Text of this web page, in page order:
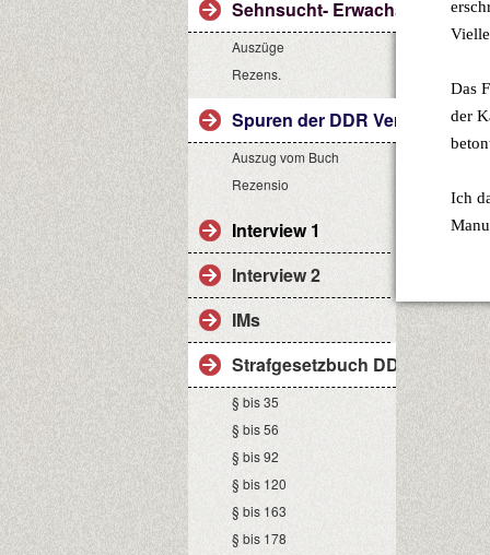
Sehnsucht- Erwachsen sein
Auszüge
Rezens.
Spuren der DDR
Auszug vom Buch
Rezensio
Interview 1
Interview 2
IMs
Strafgesetzbuch DDR
§ bis 35
§ bis 56
§ bis 92
§ bis 120
§ bis 163
§ bis 178
Das
der
Ich